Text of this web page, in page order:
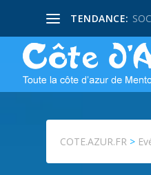
TENDANCE:
COTE.AZUR.FR >